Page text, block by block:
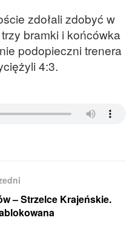
zdołali zdobyć w
bramki i końcówka
podopieczni trenera
4:3.
– Strzelce Krajeńskie.